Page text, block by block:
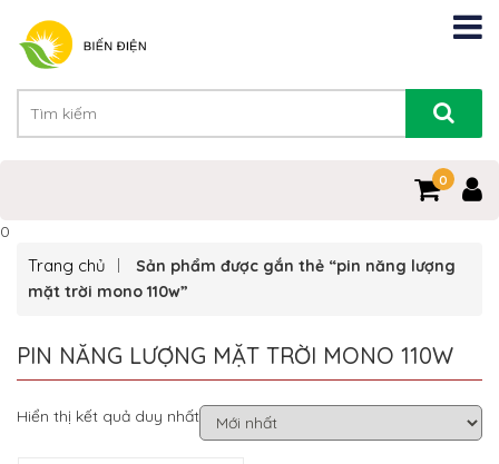
0
0
Trang chủ
Sản phẩm được gắn thẻ “pin năng lượng
mặt trời mono 110w”
PIN NĂNG LƯỢNG MẶT TRỜI MONO 110W
Hiển thị kết quả duy nhất